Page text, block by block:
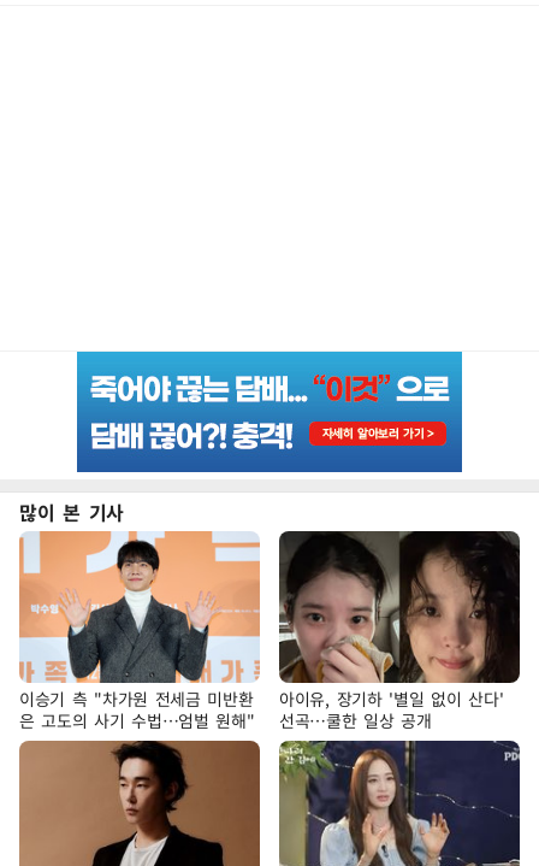
많이 본 기사
이승기 측 "차가원 전세금 미반환
은 고도의 사기 수법…엄벌 원해"
아이유, 장기하 '별일 없이 산다'
선곡…쿨한 일상 공개